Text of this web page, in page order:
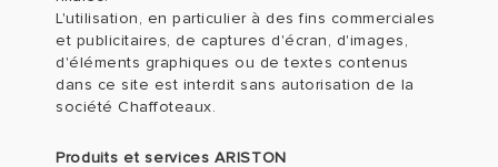
L'utilisation, en particulier à des fins commerciales
et publicitaires, de captures d'écran, d'images,
d'éléments graphiques ou de textes contenus
dans ce site est interdit sans autorisation de la
société Chaffoteaux.
Produits et services ARISTON